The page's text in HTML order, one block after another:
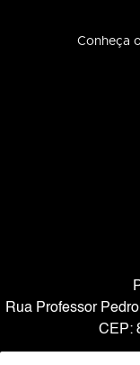
Conheça
Rua Professor
CEP: